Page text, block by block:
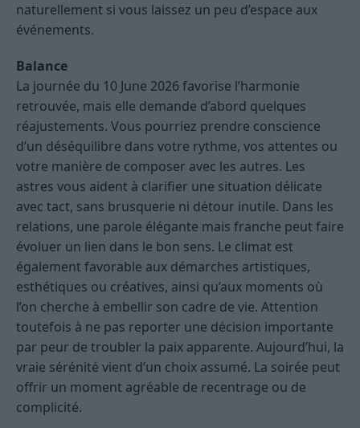
naturellement si vous laissez un peu d’espace aux
événements.
Balance
La journée du 10 June 2026 favorise l’harmonie
retrouvée, mais elle demande d’abord quelques
réajustements. Vous pourriez prendre conscience
d’un déséquilibre dans votre rythme, vos attentes ou
votre manière de composer avec les autres. Les
astres vous aident à clarifier une situation délicate
avec tact, sans brusquerie ni détour inutile. Dans les
relations, une parole élégante mais franche peut faire
évoluer un lien dans le bon sens. Le climat est
également favorable aux démarches artistiques,
esthétiques ou créatives, ainsi qu’aux moments où
l’on cherche à embellir son cadre de vie. Attention
toutefois à ne pas reporter une décision importante
par peur de troubler la paix apparente. Aujourd’hui, la
vraie sérénité vient d’un choix assumé. La soirée peut
offrir un moment agréable de recentrage ou de
complicité.